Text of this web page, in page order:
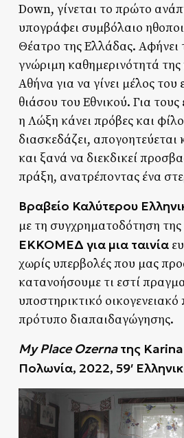
Down, γίνεται το πρώτο
υπογράφει συμβόλαιο
Θέατρο της Ελλάδας. Αφήνει
γνώριμη καθημερινότητά της
Αθήνα για να γίνει μέλος του
θιάσου του Εθνικού. Για
η Λώξη κάνει πρόβες και
διασκεδάζει, απογοητεύεται
και ξανά να διεκδικεί
πράξη, ανατρέποντας ένα
Βραβείο Καλύτερου
με τη συγχρηματοδότηση της
ΕΚΚΟΜΕΔ για μια ταινία
χωρίς υπερβολές που μας
κατανοήσουμε τι εστί
υποστηρικτικό
πρότυπο διαπαιδαγώγησης.
MyPlaceOzernaτης Karina
Πολωνία, 2022, 59′